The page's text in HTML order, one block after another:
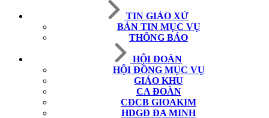
TIN GIÁO XỨ
BẢN TIN MỤC VỤ
THÔNG BÁO
HỘI ĐOÀN
HỘI ĐỒNG MỤC VỤ
GIÁO KHU
CA ĐOÀN
CĐCB GIOAKIM
HDGĐ ĐA MINH